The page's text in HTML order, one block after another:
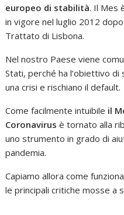
europeo di stabilità. Il Mes
in vigore nel luglio 2012
Trattato di Lisbona.
Nel nostro Paese viene
Stati, perché ha l’obiettivo
una crisi e rischiano il default.
Come facilmente intuibile il
Coronavirus è tornato alla
uno strumento in grado di
pandemia.
Capiamo allora come
le principali critiche mosse a